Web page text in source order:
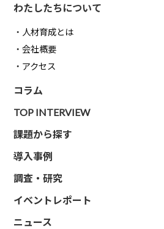
わたしたちについて
人材育成とは
会社概要
アクセス
コラム
TOP INTERVIEW
課題から探す
導入事例
調査・研究
イベントレポート
ニュース